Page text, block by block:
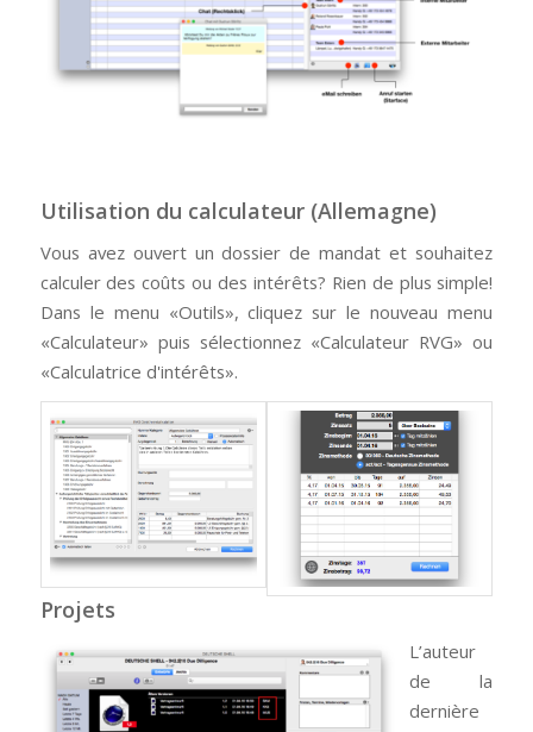
Utilisation du calculateur (Allemagne)
Vous avez ouvert un dossier de mandat et souhaitez
calculer des coûts ou des intérêts? Rien de plus simple!
Dans le menu «Outils», cliquez sur le nouveau menu
«Calculateur» puis sélectionnez «Calculateur RVG» ou
«Calculatrice d'intérêts».
Projets
L’auteur
de la
dernière